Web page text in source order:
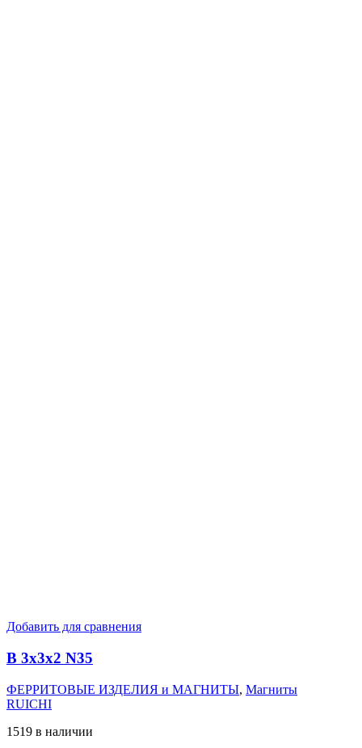
Добавить для сравнения
B 3x3x2 N35
ФЕРРИТОВЫЕ ИЗДЕЛИЯ и МАГНИТЫ, Магниты
RUICHI
1519 в наличии